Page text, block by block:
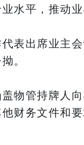
水平，推动
表出席业主
。
物管持牌人
财务文件和要